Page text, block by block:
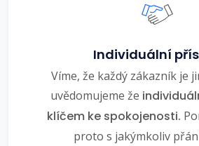
Individuální
Víme, že každý zákazník je
uvědomujeme že
klíčem ke spokojenosti.
proto s jakýmkoliv